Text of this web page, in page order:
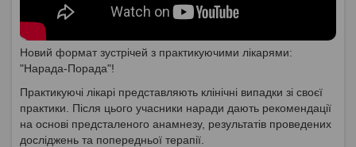
Новий формат зустрічей з практикуючими лікарями:
"Нарада-Порада"!
Практикуючі лікарі представляють клінічні випадки зі своєї
практики. Після цього учасники наради дають рекомендації
на основі предсталеного анамнезу, результатів проведених
досліджень та попередньої терапії.